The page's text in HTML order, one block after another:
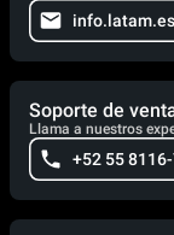
Soporte de
Llama a nuestros
+52 55